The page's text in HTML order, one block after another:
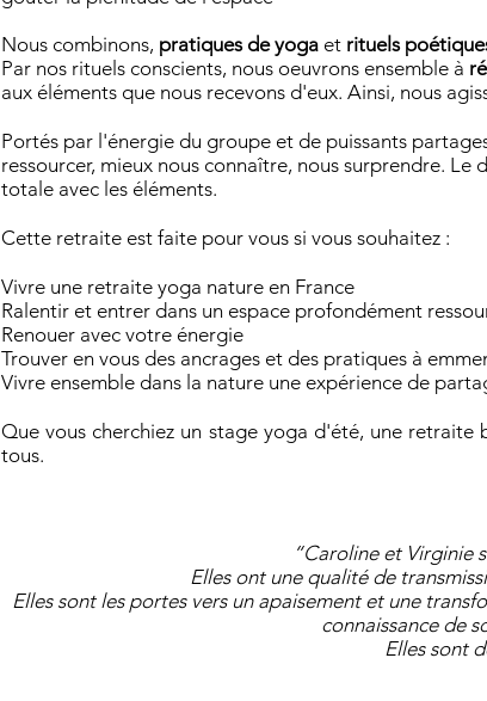
Nous combinons, pratiques de yoga et rituels
Par nos rituels conscients, nous oeuvrons ensemble à
aux éléments que nous recevons d'eux. Ainsi, nous
Portés par l'énergie du groupe et de puissants
ressourcer, mieux nous connaître, nous surprendre. Le
totale avec les éléments.
Cette retraite est faite pour vous si vous souhaitez :
Vivre une retraite yoga nature en France
Ralentir et entrer dans un espace profondément
Renouer avec votre énergie
Trouver en vous des ancrages et des pratiques à
Vivre ensemble dans la nature une expérience de
Que vous cherchiez un stage yoga d'été, une retraite
tous.
“Caroline et Virginie
Elles ont une qualité de
Elles sont les portes vers un apaisement et une
connaissance de
Elles sont